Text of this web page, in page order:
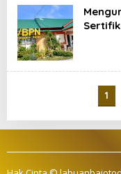
1